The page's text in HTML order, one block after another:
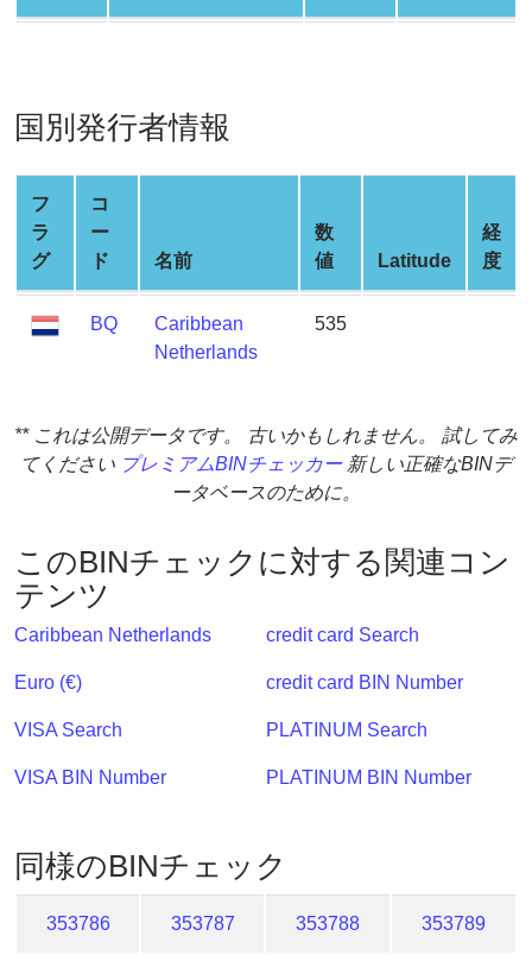
Credit
Generate
Credit
Card
from
BIN
Credit
Card
Checker
is
My
?
IP
Lookup
BIN
Checker
Validator
国別発行者情報
フ
ラ
グ
コ
ー
ド
名前
数
値
Latitude
経
度
BQ
Caribbean
Netherlands
535
** これは公開データです。 古いかもしれません。 試してみ
てください プレミアムBINチェッカー新しい正確なBINデ
ータベースのために。
このBINチェックに対する関連コン
テンツ
Caribbean Netherlands
Euro (€)
VISA Search
VISA BIN Number
credit card Search
credit card BIN Number
PLATINUM Search
PLATINUM BIN Number
同様のBINチェック
353786 353787 353788 353789